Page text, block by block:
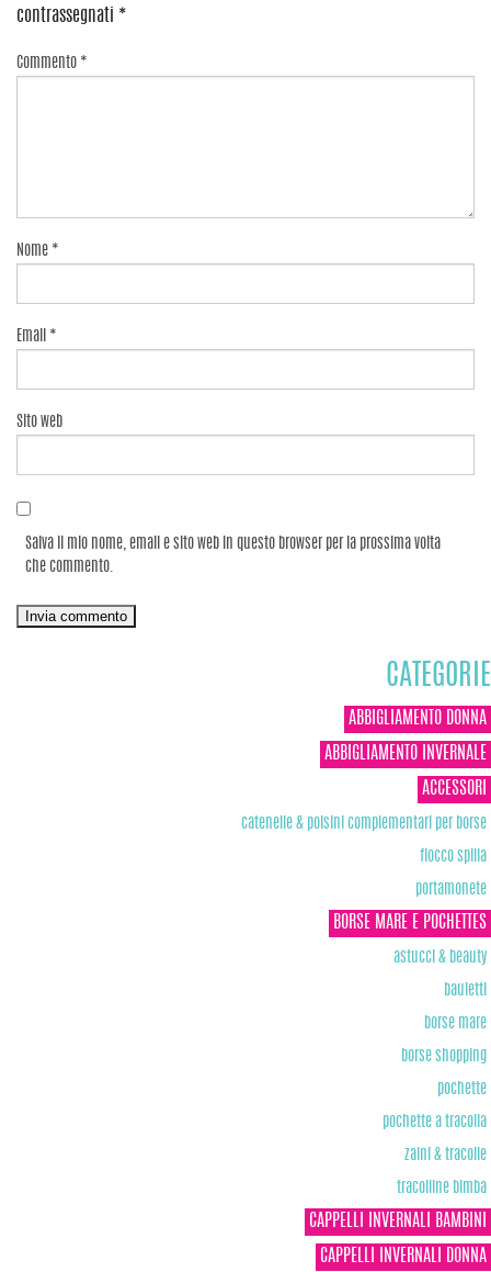
contrassegnati *
Commento *
Nome *
Email *
Sito web
Salva il mio nome, email e sito web in questo browser per la prossima volta
che commento.
CATEGORIE
ABBIGLIAMENTO DONNA
ABBIGLIAMENTO INVERNALE
ACCESSORI
catenelle & polsini complementari per borse
fiocco spilla
portamonete
BORSE MARE E POCHETTES
astucci & beauty
bauletti
borse mare
borse shopping
pochette
pochette a tracolla
zaini & tracolle
tracolline bimba
CAPPELLI INVERNALI BAMBINI
CAPPELLI INVERNALI DONNA